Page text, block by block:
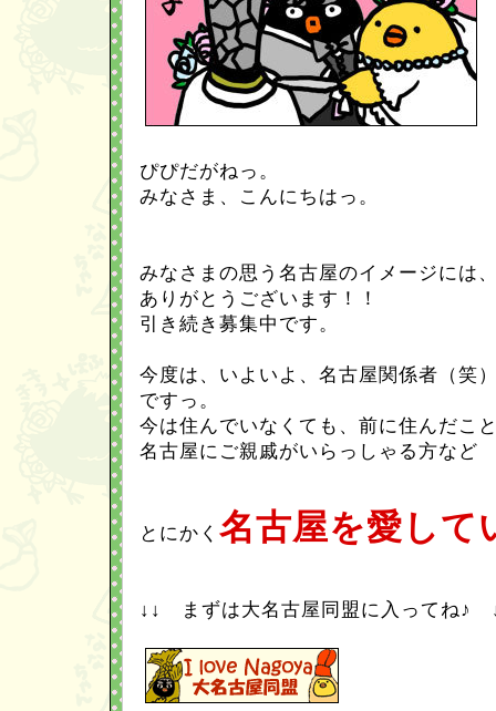
ぴぴだがねっ。
みなさま、こんにちはっ。
みなさまの思う名古屋のイメージには
ありがとうございます！！
引き続き募集中です。
今度は、いよいよ、名古屋関係者（笑
ですっ。
今は住んでいなくても、前に住んだこ
名古屋にご親戚がいらっしゃる方など
とにかく 名古屋を愛して
↓↓ まずは大名古屋同盟に入ってね♪